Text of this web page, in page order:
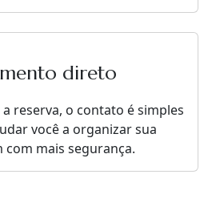
direto
reserva, o contato é simples
você a organizar sua
com mais segurança.